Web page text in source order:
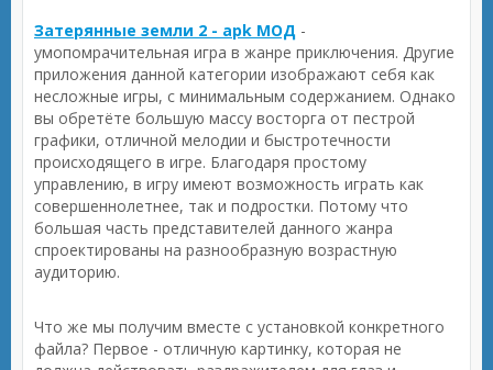
Затерянные земли 2 - apk МОД -
умопомрачительная игра в жанре приключения. Другие
приложения данной категории изображают себя как
несложные игры, с минимальным содержанием. Однако
вы обретёте большую массу восторга от пестрой
графики, отличной мелодии и быстротечности
происходящего в игре. Благодаря простому
управлению, в игру имеют возможность играть как
совершеннолетнее, так и подростки. Потому что
большая часть представителей данного жанра
спроектированы на разнообразную возрастную
аудиторию.
Что же мы получим вместе с установкой конкретного
файла? Первое - отличную картинку, которая не